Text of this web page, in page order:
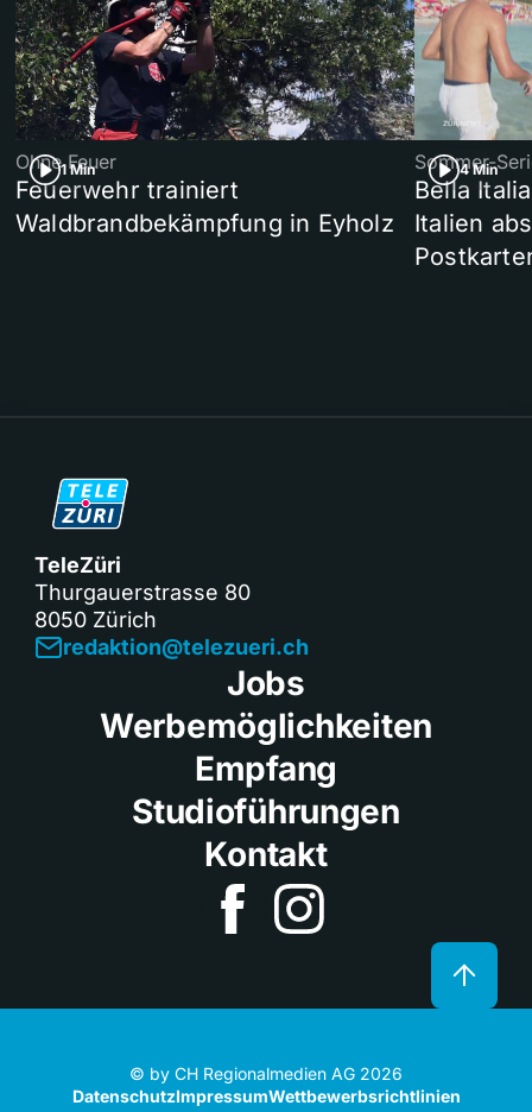
1 Min
Ohne Feuer
Feuerwehr trainiert
Waldbrandbekämpfung in Eyholz
4 Min
Sommer-
Bella
Italien
TeleZüri
Thurgauerstrasse 80
8050 Zürich
redaktion@telezueri.ch
Jobs
Werbemöglichkeiten
Empfang
Studioführungen
Kontakt
© by CH Regionalmedien AG 2026
DatenschutzImpressumWettbewerbsrichtlinien